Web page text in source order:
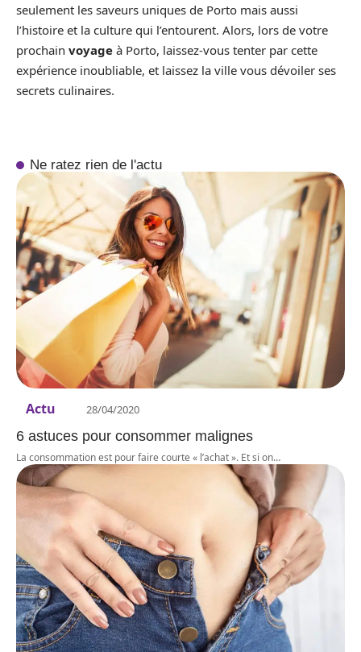
seulement les saveurs uniques de Porto mais aussi
l’histoire et la culture qui l’entourent. Alors, lors de votre
prochain voyage à Porto, laissez-vous tenter par cette
expérience inoubliable, et laissez la ville vous dévoiler ses
secrets culinaires.
Ne ratez rien de l'actu
Actu 28/04/2020
6 astuces pour consommer malignes
La consommation est pour faire courte « l’achat ». Et si on…